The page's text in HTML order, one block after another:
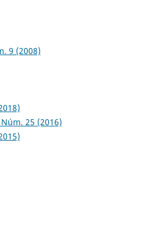
9 (2008)
25 (2016)